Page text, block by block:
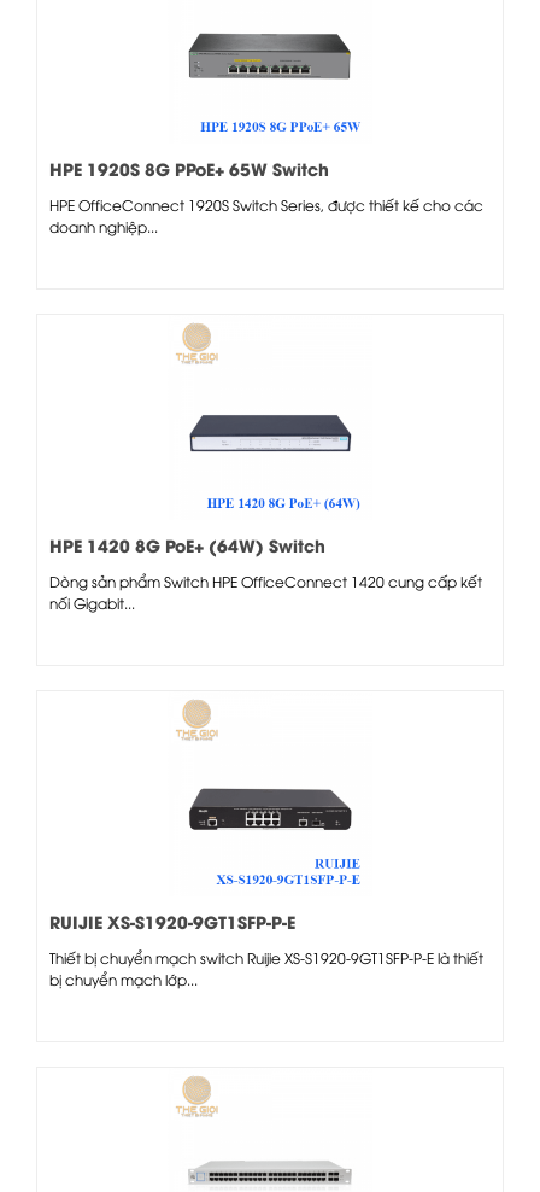
HPE 1920S 8G PPoE+ 65W Switch
HPE OfficeConnect 1920S Switch Series, được thiết kế cho các
doanh nghiệp...
HPE 1420 8G PoE+ (64W) Switch
Dòng sản phẩm Switch HPE OfficeConnect 1420 cung cấp kết
nối Gigabit...
RUIJIE XS-S1920-9GT1SFP-P-E
Thiết bị chuyển mạch switch Ruijie XS-S1920-9GT1SFP-P-E là thiết
bị chuyển mạch lớp...